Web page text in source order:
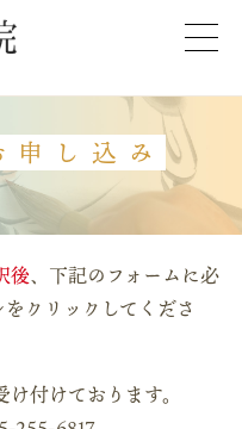
し込み
後、下記のフォームに必
クリックしてくださ
け付けております。